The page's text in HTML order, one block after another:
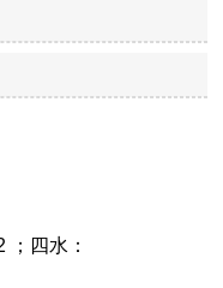
四水：